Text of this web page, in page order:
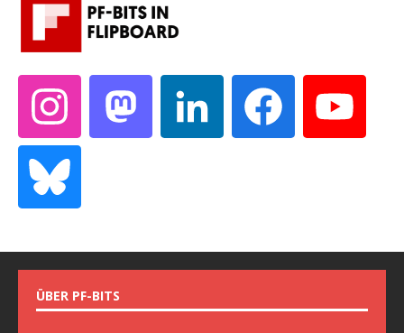
ÜBER PF-BITS